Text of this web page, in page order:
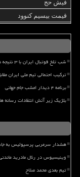
فیش حج
قیمت بیسیم کنوود
شب تلخ فوتبال ایران با ۳ نتیجه دور از انتظار شاگردان قلعه نویی چطور از صعود بازماندند؟
ترکیب احتمالی تیم ملی ایران
برنامه ۴ دیدار امشب جام جهانی
بلژیک زیر آتش انتقادات
هشدار سرمربی پرسپولیس به
وینیسیوس در رئال مادرید
تیم بعدی محمد صلاح